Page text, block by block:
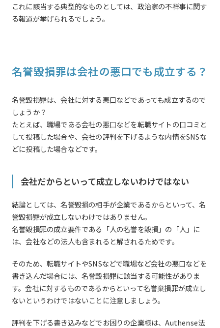
これに該当する典型的なものとしては、政治家の不祥事に関す
る報道が挙げられるでしょう。
名誉毀損罪は会社の悪口でも成立する？
名誉毀損罪は、会社に対する悪口などであっても成立するので
しょうか？
たとえば、職場である会社の悪口などを転職サイトの口コミと
して投稿した場合や、会社の評判を下げるような内情をSNSな
どに投稿した場合などです。
会社だからといって成立しないわけではない
結論としては、名誉毀損の相手が企業であるからといって、名
誉毀損罪が成立しないわけではありません。
名誉毀損罪の成立要件である「人の名誉を毀損」の「人」に
は、会社などの法人も含まれると解されるためです。
そのため、転職サイトやSNSなどで職場など会社の悪口などを
書き込んだ場合には、名誉毀損罪に該当する可能性がありま
す。会社に対するものであるからといって名誉棄損罪が成立し
ないというわけではないことに注意しましょう。
評判を下げる書き込みなどでお困りの企業様は、Authense法